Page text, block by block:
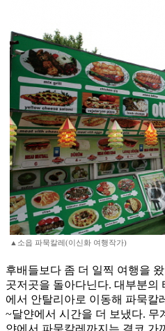
▲소읍 파묵칼레(이신화 여행작가)
후배들보다 좀 더 일찍 여행을
곳저곳을 돌아다닌다. 대부분의
에서 안탈리아로 이동해 파묵칼
~달얀에서 시간을 더 보냈다. 무